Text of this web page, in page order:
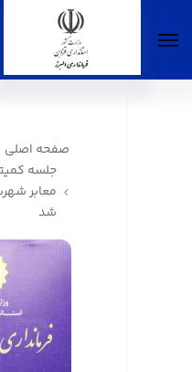
صفحه اصلی
جلسه
معابر
شد